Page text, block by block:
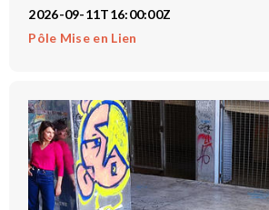
2026-09-11T16:00:00Z
Pôle Mise en Lien